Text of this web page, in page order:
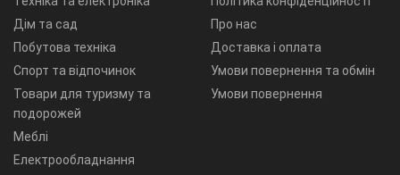
Дім та сад
Побутова техніка
Спорт та відпочинок
Товари для туризму та
подорожей
Меблі
Електрообладнання
Про нас
Доставка і оплата
Умови повернення та обмін
Умови повернення